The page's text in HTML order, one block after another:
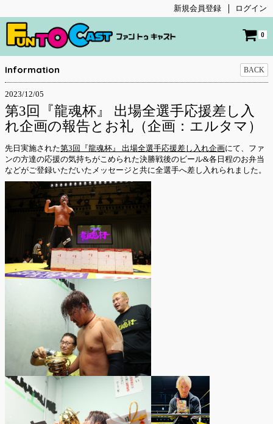
新規会員登録 ログイン
0
Information BACK
2023/12/05
第3回『龍魂杯』 出場全選手応援差し入
れ企画の報告とお礼（企画：エルタマ）
先日実施された第3回『龍魂杯』 出場全選手応援差し入れ企画にて、ファ
ンの方達の応援の気持ちがこめられた決勝戦後のビール&各日程のお弁当
などがご登録いただいたメッセージと共に全選手へ差し入れられました。